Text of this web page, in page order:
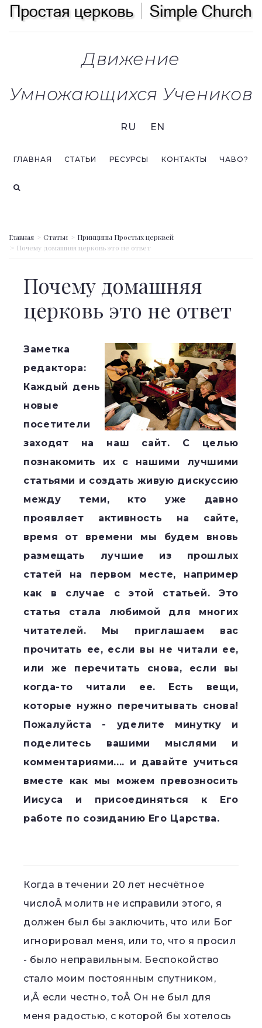
Движение
Умножающихся Учеников
RU EN
ГЛАВНАЯ СТАТЬИ РЕСУРСЫ КОНТАКТЫ ЧАВО?
Главная Статьи
Принципы Простых церквей
Почему домашняя церковь это не ответ
Почему домашняя
церковь это не ответ
Заметка
редактора:
Каждый день
новые
посетители
заходят на наш сайт. С целью
познакомить их с нашими лучшими
статьями и создать живую дискуссию
между теми, кто уже давно
проявляет активность на сайте,
время от времени мы будем вновь
размещать лучшие из прошлых
статей на первом месте, например
как в случае с этой статьей. Это
статья стала любимой для многих
читателей. Мы приглашаем вас
прочитать ее, если вы не читали ее,
или же перечитать снова, если вы
когда-то читали ее. Есть вещи,
которые нужно перечитывать снова!
Пожалуйста - уделите минутку и
поделитесь вашими мыслями и
комментариями.... и давайте учиться
вместе как мы можем превозносить
Иисуса и присоединяться к Его
работе по созиданию Его Царства.
Когда в течении 20 лет несчётное
числоÂ молитв не исправили этого, я
должен был бы заключить, что или Бог
игнорировал меня, или то, что я просил
- было неправильным. Беспокойство
стало моим постоянным спутником,
и,Â если честно, тоÂ Он не был для
меня радостью, с которой бы хотелось